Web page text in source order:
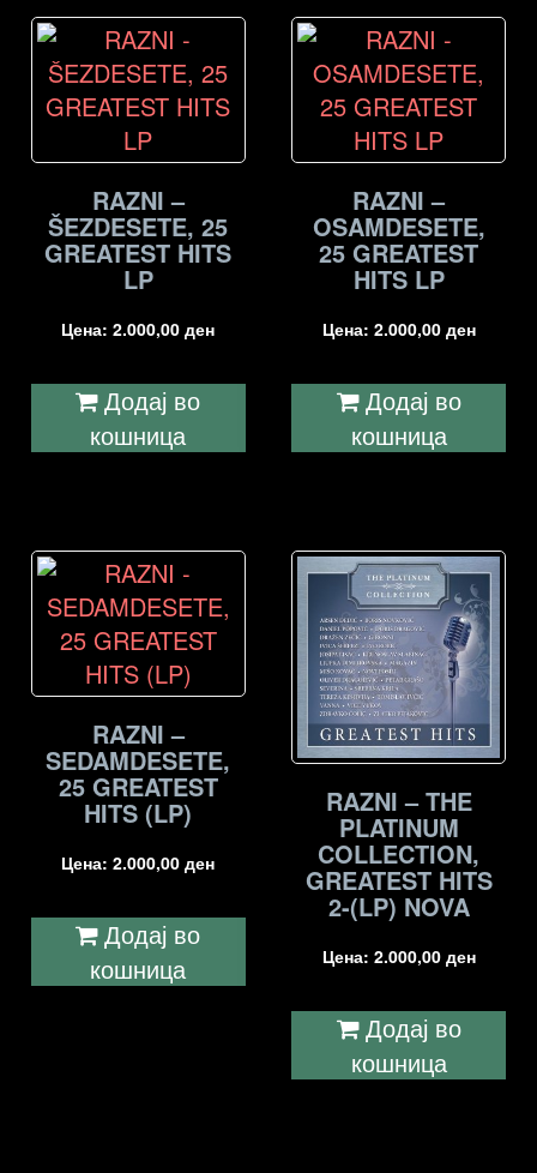
RAZNI –
ŠEZDESETE, 25
GREATEST HITS
LP
Цена:2.000,00ден
Додај во
кошница
RAZNI –
OSAMDESETE,
25 GREATEST
HITS LP
Цена: 2.000,00 ден
Додај во
кошница
RAZNI –
SEDAMDESETE,
25 GREATEST
HITS (LP)
Цена:2.000,00ден
Додај во
кошница
RAZNI – THE
PLATINUM
COLLECTION,
GREATEST HITS
2-(LP) NOVA
Цена: 2.000,00 ден
Додај во
кошница